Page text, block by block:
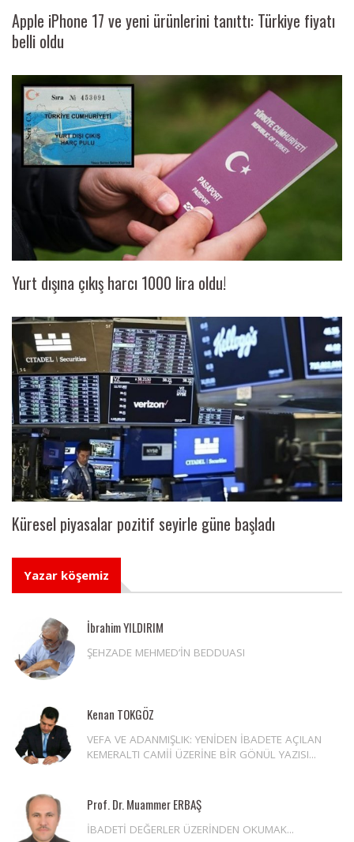
Apple iPhone 17 ve yeni ürünlerini tanıttı: Türkiye fiyatı
belli oldu
Yurt dışına çıkış harcı 1000 lira oldu!
Küresel piyasalar pozitif seyirle güne başladı
Yazar köşemiz
İbrahim YILDIRIM
ŞEHZADE MEHMED’İN BEDDUASI
Kenan TOKGÖZ
VEFA VE ADANMIŞLIK: YENİDEN İBADETE AÇILAN
KEMERALTI CAMİİ ÜZERİNE BİR GÖNÜL YAZISI...
Prof. Dr. Muammer ERBAŞ
İBADETİ DEĞERLER ÜZERİNDEN OKUMAK...